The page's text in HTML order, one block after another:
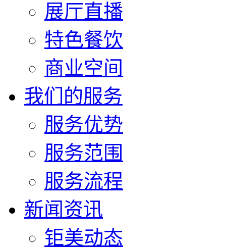
展厅直播
特色餐饮
商业空间
我们的服务
服务优势
服务范围
服务流程
新闻资讯
钜美动态